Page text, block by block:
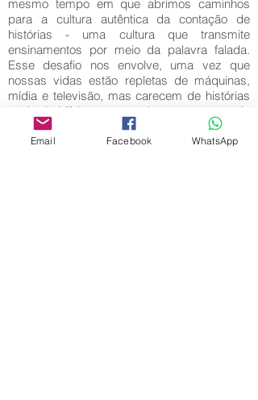
mesmo tempo em que abrimos caminhos
para a cultura autêntica da contação de
histórias - uma cultura que transmite
ensinamentos por meio da palavra falada.
Esse desafio nos envolve, uma vez que
nossas vidas estão repletas de máquinas,
mídia e televisão, mas carecem de histórias
e de habilidosos contadores capazes de
compartilhá-las.
Palavras-Chave:
Email Facebook WhatsApp